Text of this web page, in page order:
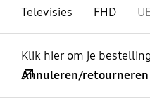
Televisies
FHD
Klik hier om je
Annuleren/retourneren